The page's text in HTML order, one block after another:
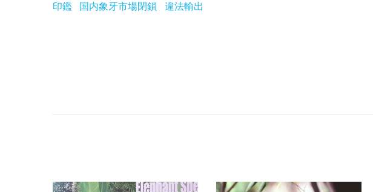
印鑑
国内象牙市場閉鎖 違法輸出